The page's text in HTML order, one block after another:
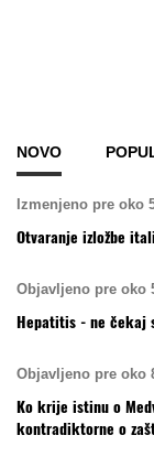
NOVO
Izmenjeno pre oko
Otvaranje izložbe
Objavljeno pre oko
Hepatitis - ne čekaj
Objavljeno pre oko
Ko krije istinu o
kontradiktorne o